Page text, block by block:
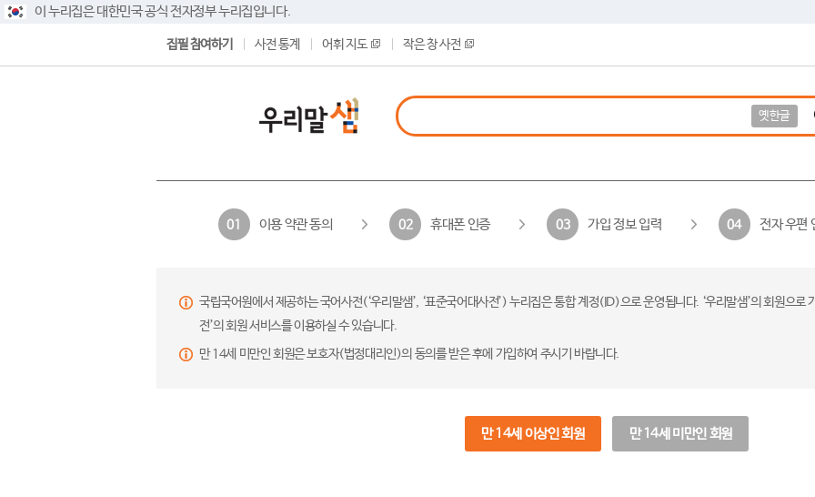
이 누리집은 대한민국 공식 전자정부 누리집입니다.
집필 참여하기 사전 통계 어휘 지도 작은 창 사전
옛한글
01 이용 약관 동의 02 휴대폰 인증 03 가입 정보 입력 04 전자 우편
국립국어원에서 제공하는 국어사전(‘우리말샘’, ‘표준국어대사전’) 누리집은 통합 계정(ID)으로 운영됩니다. ‘우리말샘’의 회원으
전’의 회원 서비스를 이용하실 수 있습니다.
만 14세 미만인 회원은 보호자(법정대리인)의 동의를 받은 후에 가입하여 주시기 바랍니다.
만 14세 이상인 회원 만 14세 미만인 회원